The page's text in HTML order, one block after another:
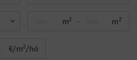
m2 - m2
€/m2/hó